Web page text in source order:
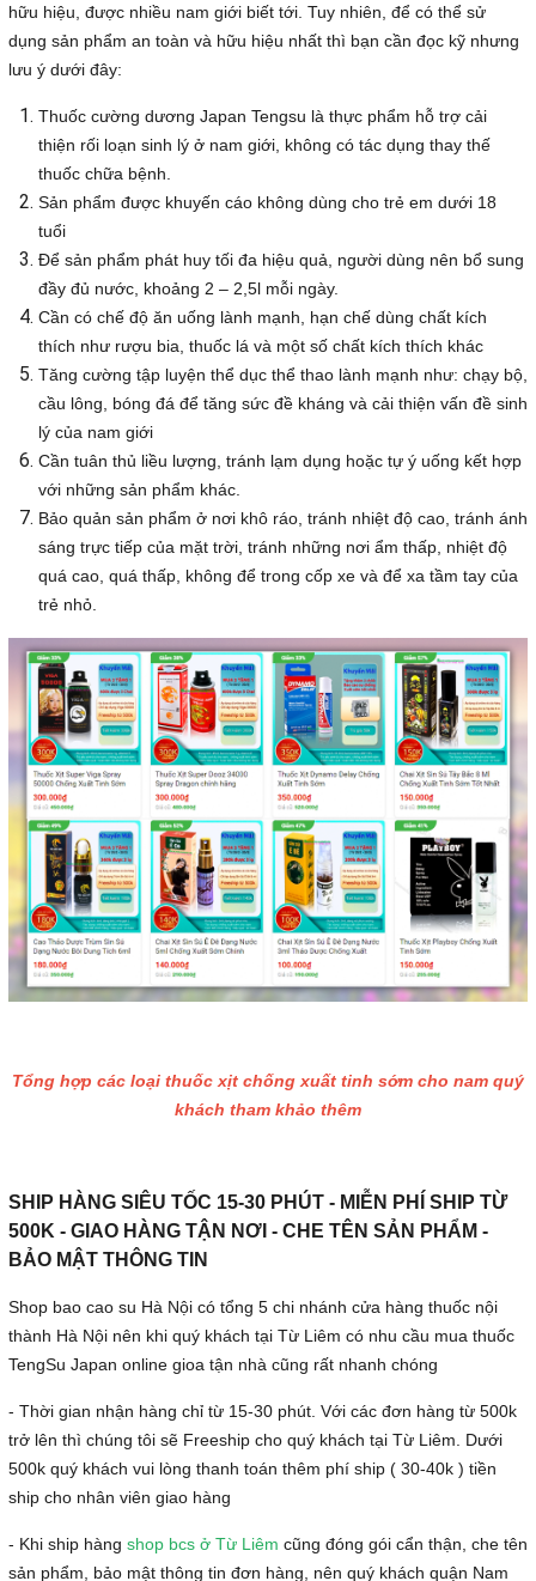
hữu hiệu, được nhiều nam giới biết tới. Tuy nhiên, để có thể sử
dụng sản phẩm an toàn và hữu hiệu nhất thì bạn cần đọc kỹ nhưng
lưu ý dưới đây:
Thuốc cường dương Japan Tengsu là thực phẩm hỗ trợ cải
thiện rối loạn sinh lý ở nam giới, không có tác dụng thay thế
thuốc chữa bệnh.
Sản phẩm được khuyến cáo không dùng cho trẻ em dưới 18
tuổi
Để sản phẩm phát huy tối đa hiệu quả, người dùng nên bổ sung
đầy đủ nước, khoảng 2 – 2,5l mỗi ngày.
Cần có chế độ ăn uống lành mạnh, hạn chế dùng chất kích
thích như rượu bia, thuốc lá và một số chất kích thích khác
Tăng cường tập luyện thể dục thể thao lành mạnh như: chạy bộ,
cầu lông, bóng đá để tăng sức đề kháng và cải thiện vấn đề sinh
lý của nam giới
Cần tuân thủ liều lượng, tránh lạm dụng hoặc tự ý uống kết hợp
với những sản phẩm khác.
Bảo quản sản phẩm ở nơi khô ráo, tránh nhiệt độ cao, tránh ánh
sáng trực tiếp của mặt trời, tránh những nơi ẩm thấp, nhiệt độ
quá cao, quá thấp, không để trong cốp xe và để xa tầm tay của
trẻ nhỏ.
Tổng hợp các loại thuốc xịt chống xuất tinh sớm cho nam quý
khách tham khảo thêm
SHIP HÀNG SIÊU TỐC 15-30 PHÚT - MIỄN PHÍ SHIP TỪ
500K - GIAO HÀNG TẬN NƠI - CHE TÊN SẢN PHẨM -
BẢO MẬT THÔNG TIN
Shop bao cao su Hà Nội có tổng 5 chi nhánh cửa hàng thuốc nội
thành Hà Nội nên khi quý khách tại Từ Liêm có nhu cầu mua thuốc
TengSu Japan online gioa tận nhà cũng rất nhanh chóng
- Thời gian nhận hàng chỉ từ 15-30 phút. Với các đơn hàng từ 500k
trở lên thì chúng tôi sẽ Freeship cho quý khách tại Từ Liêm. Dưới
500k quý khách vui lòng thanh toán thêm phí ship ( 30-40k ) tiền
ship cho nhân viên giao hàng
- Khi ship hàng shop bcs ở Từ Liêm cũng đóng gói cẩn thận, che tên
sản phẩm, bảo mật thông tin đơn hàng, nên quý khách quận Nam